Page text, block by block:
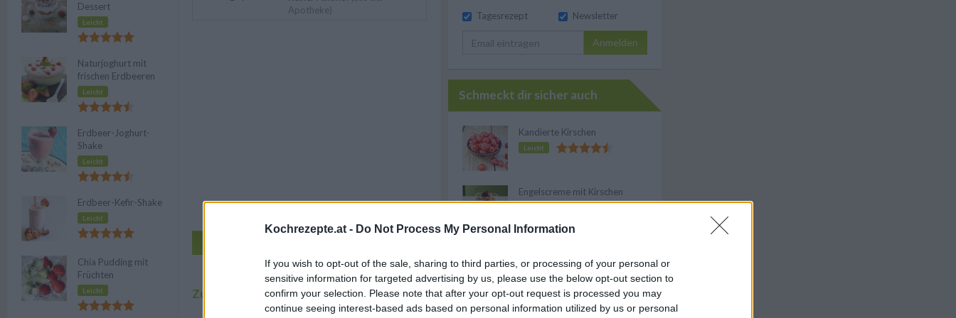
Kochrezepte.at - Do Not Process My Personal Information
If you wish to opt-out of the sale, sharing to third parties, or processing of your personal or
sensitive information for targeted advertising by us, please use the below opt-out section to
confirm your selection. Please note that after your opt-out request is processed you may
continue seeing interest-based ads based on personal information utilized by us or personal
Apotheke)
Auf meine Einkaufsliste
Zubereitung
Für den Walderbeerenlikör mit Kirschen zuerst
Dessert
Leicht
Naturjoghurt mit
frischen Erdbeeren
Leicht
Erdbeer-Joghurt-
Shake
Leicht
Erdbeer-Kefir-Shake
Leicht
Chia Pudding mit
Früchten
Leicht
Tagesrezept
Newsletter
Anmelden
Schmeckt dir sicher auch
Kandierte Kirschen
Leicht
Engelscreme mit Kirschen
Sauerkirschensaft
Leicht
Kirschenmarmelade